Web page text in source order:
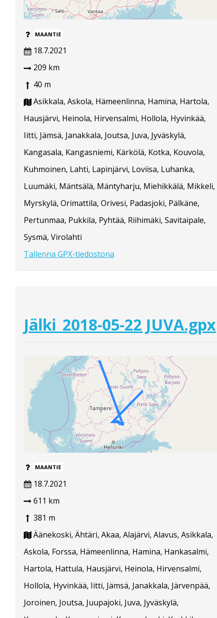
MAANTIE
18.7.2021
209 km
40 m
Asikkala, Askola, Hämeenlinna, Hamina, Hartola,
Hausjärvi, Heinola, Hirvensalmi, Hollola, Hyvinkää,
Iitti, Jämsä, Janakkala, Joutsa, Juva, Jyväskylä,
Kangasala, Kangasniemi, Kärkölä, Kotka, Kouvola,
Kuhmoinen, Lahti, Lapinjärvi, Loviisa, Luhanka,
Luumäki, Mäntsälä, Mäntyharju, Miehikkälä, Mikkeli,
Myrskylä, Orimattila, Orivesi, Padasjoki, Pälkäne,
Pertunmaa, Pukkila, Pyhtää, Riihimäki, Savitaipale,
Sysmä, Virolahti
Tallenna GPX-tiedostona
Jälki_2018-05-22 JUVA.gpx
MAANTIE
18.7.2021
611 km
381 m
Äänekoski, Ähtäri, Akaa, Alajärvi, Alavus, Asikkala,
Askola, Forssa, Hämeenlinna, Hamina, Hankasalmi,
Hartola, Hattula, Hausjärvi, Heinola, Hirvensalmi,
Hollola, Hyvinkää, Iitti, Jämsä, Janakkala, Järvenpää,
Joroinen, Joutsa, Juupajoki, Juva, Jyväskylä,